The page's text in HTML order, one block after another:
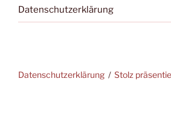
Datenschutzerklärung
Datenschutzerklärung Stolz